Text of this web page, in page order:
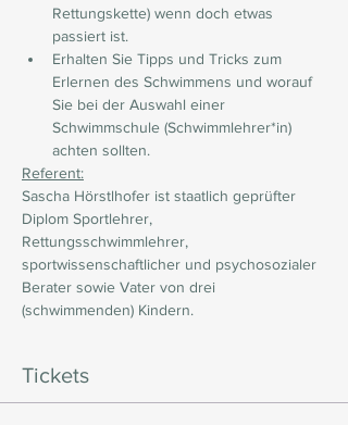
Rettungskette) wenn doch etwas
passiert ist.
Erhalten Sie Tipps und Tricks zum
Erlernen des Schwimmens und worauf
Sie bei der Auswahl einer
Schwimmschule (Schwimmlehrer*in)
achten sollten.
Referent:
Sascha Hörstlhofer ist staatlich geprüfter
Diplom Sportlehrer,
Rettungsschwimmlehrer,
sportwissenschaftlicher und psychosozialer
Berater sowie Vater von drei
(schwimmenden) Kindern.
Tickets